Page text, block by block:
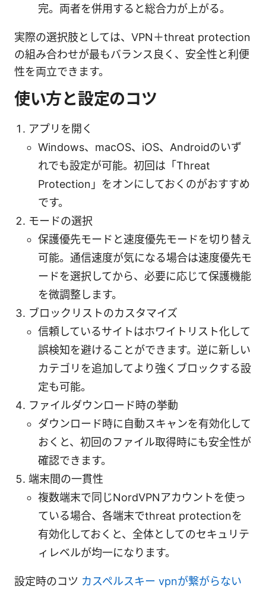
完。両者を併用すると総合力が上がる。
実際の選択肢としては、VPN＋threat protection
の組み合わせが最もバランス良く、安全性と利便
性を両立できます。
使い方と設定のコツ
アプリを開く
Windows、macOS、iOS、Androidのいず
れでも設定が可能。初回は「Threat
Protection」をオンにしておくのがおすすめ
です。
モードの選択
保護優先モードと速度優先モードを切り替え
可能。通信速度が気になる場合は速度優先モ
ードを選択してから、必要に応じて保護機能
を微調整します。
ブロックリストのカスタマイズ
信頼しているサイトはホワイトリスト化して
誤検知を避けることができます。逆に新しい
カテゴリを追加してより強くブロックする設
定も可能。
ファイルダウンロード時の挙動
ダウンロード時に自動スキャンを有効化して
おくと、初回のファイル取得時にも安全性が
確認できます。
端末間の一貫性
複数端末で同じNordVPNアカウントを使っ
ている場合、各端末でthreat protectionを
有効化しておくと、全体としてのセキュリテ
ィレベルが均一になります。
設定時のコツ カスペルスキー vpnが繋がらない